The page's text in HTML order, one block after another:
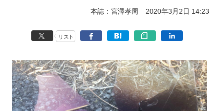
本誌：宮澤孝周 2020年3月2日 14:23
リスト